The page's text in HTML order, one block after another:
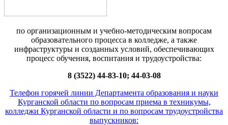
по организационным и учебно-методическим вопросам
образовательного процесса в колледже, а также
инфраструктуры и созданных условий, обеспечивающих
процесс обучения, воспитания и трудоустройства:
8 (3522) 44-83-10; 44-03-08
Телефон горячей линии Департамента образования и науки
Курганской области по вопросам приема в техникумы,
колледжи Курганской области и по вопросам трудоустройства
выпускников: